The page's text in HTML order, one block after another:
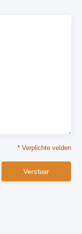
* Verplichte velden
Verstuur